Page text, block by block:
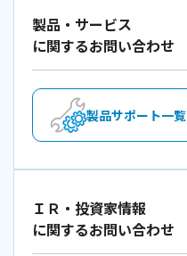
製品・サービス
に関するお問い合わせ
製品サポート一覧
ＩＲ・投資家情報
に関するお問い合わせ